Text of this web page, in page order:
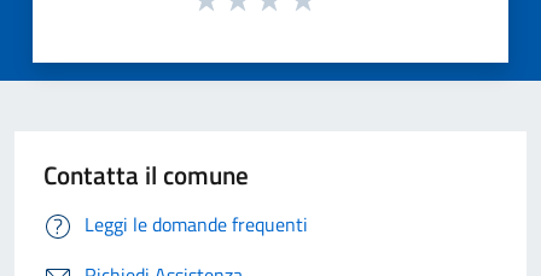
Contatta il comune
Leggi le domande frequenti